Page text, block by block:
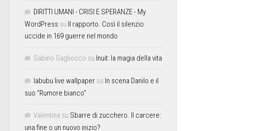
DIRITTI UMANI - CRISI E SPERANZE - My
WordPress su Il rapporto. Così il silenzio
uccide in 169 guerre nel mondo
Sabino Sagliocco su Inuit: la magia della vita
labubu live wallpaper su In scena Danilo e il
suo “Rumore bianco”
Valentina su Sbarre di zucchero. Il carcere:
una fine o un nuovo inizio?